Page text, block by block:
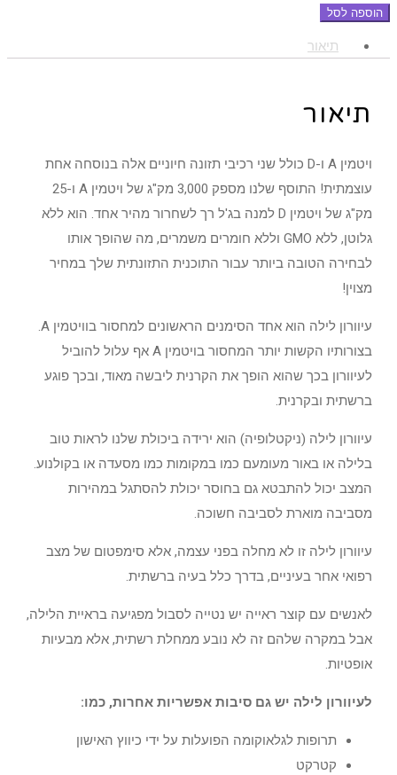
160.00₪.
של
בויטמין
(אריזת
250
י״ח
הוספה לסל
תיאור
תיאור
ויטמין A ו-D כולל שני רכיבי תזונה חיוניים אלה בנוסחה אחת
עוצמתית! התוסף שלנו מספק 3,000 מק"ג של ויטמין A ו-25
מק"ג של ויטמין D למנה בג'ל רך לשחרור מהיר אחד. הוא ללא
גלוטן, ללא GMO וללא חומרים משמרים, מה שהופך אותו
לבחירה הטובה ביותר עבור התוכנית התזונתית שלך במחיר
מצוין!
עיוורון לילה הוא אחד הסימנים הראשונים למחסור בוויטמין A.
בצורותיו הקשות יותר המחסור בויטמין A אף עלול להוביל
לעיוורון בכך שהוא הופך את הקרנית ליבשה מאוד, ובכך פוגע
ברשתית ובקרנית.
עיוורון לילה (ניקטלופיה) הוא ירידה ביכולת שלנו לראות טוב
בלילה או באור מעומעם כמו במקומות כמו מסעדה או בקולנוע.
המצב יכול להתבטא גם בחוסר יכולת להסתגל במהירות
מסביבה מוארת לסביבה חשוכה.
עיוורון לילה זו לא מחלה בפני עצמה, אלא סימפטום של מצב
רפואי אחר בעיניים, בדרך כלל בעיה ברשתית.
לאנשים עם קוצר ראייה יש נטייה לסבול מפגיעה בראיית הלילה,
אבל במקרה שלהם זה לא נובע ממחלת רשתית, אלא מבעיות
אופטיות.
לעיוורון לילה יש גם סיבות אפשריות אחרות, כמו:
תרופות לגלאוקומה הפועלות על ידי כיווץ האישון
קטרקט